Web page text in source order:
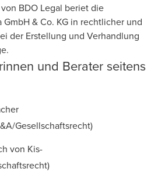
BDO Legal beriet die
GmbH & Co. KG in rechtlicher und
der Erstellung und Verhandlung
und Berater seitens
/Gesellschaftsrecht)
von Kis-